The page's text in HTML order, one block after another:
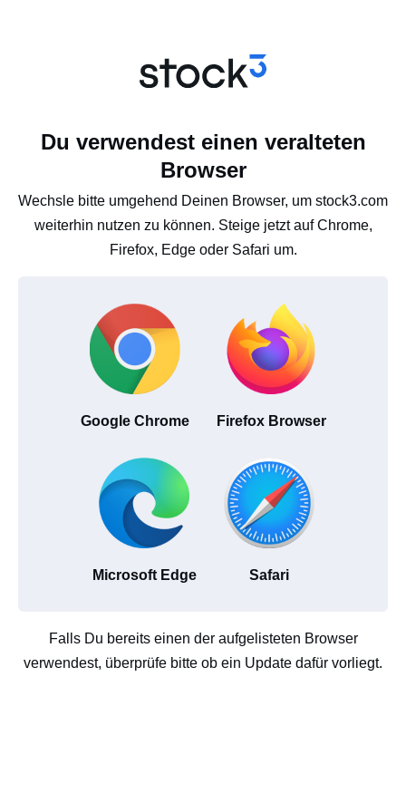
Du verwendest einen veralteten
Browser
Wechsle bitte umgehend Deinen Browser, um stock3.com
weiterhin nutzen zu können. Steige jetzt auf Chrome,
Firefox, Edge oder Safari um.
Google Chrome Firefox Browser
Microsoft Edge Safari
Falls Du bereits einen der aufgelisteten Browser
verwendest, überprüfe bitte ob ein Update dafür vorliegt.